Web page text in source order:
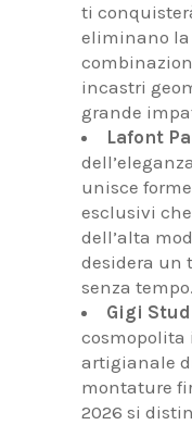
ti
eliminano la
incastri
grande
Lafont
unisce
esclusivi
dell’alta
desidera un
senza tempo.
Gigi
cosmopolita
artigianale
montature
2026 si